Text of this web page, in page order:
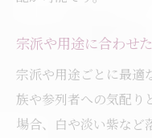
宗派や用途に合わせ
宗派や用途ごとに最適
族や参列者への気配り
場合、白や淡い紫など